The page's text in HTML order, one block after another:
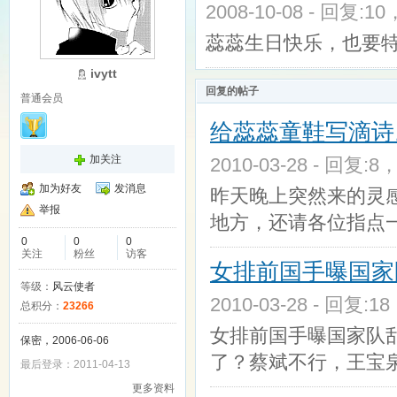
ivytt
普通会员
加关注
加为好友
发消息
举报
0
关注
0
粉丝
0
访客
等级： 风云使者
总积分： 23266
保密，2006-06-06
最后登录：2011-04-13
更多资料
2008-10-08 - 回复:10
蕊蕊生日快乐，也要
回复的帖子
给蕊蕊童鞋写滴
2010-03-28 - 回复:8
昨天晚上突然来的灵
地方，还请各位指
女排前国手曝国
2010-03-28 - 回复
女排前国手曝国家
了？蔡斌不行，王宝